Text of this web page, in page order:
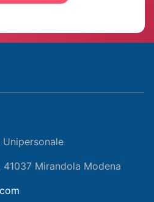
Unipersonale
Mirandola Modena